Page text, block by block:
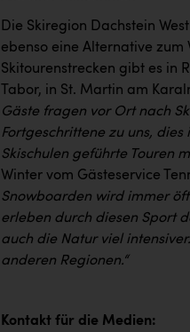
Die Skiregion Dachstein
ebenso eine Alternative
Skitourenstrecken gibt es in
Tabor, in St. Martin am
Gäste fragen vor Ort nach
Fortgeschrittene zu uns,
Skischulen geführte Touren
Winter vom Gästeservice
Snowboarden wird immer
erleben durch diesen Sport
auch die Natur viel
anderen Regionen.“
Kontakt für die Medien: